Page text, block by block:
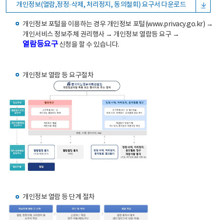
개인정보(열람,정정·삭제, 처리정지, 동의철회) 요구서 다운로드
개인정보 포털을 이용하는 경우 개인정보 포털(www.privacy.go.kr) →
개인서비스 정보주체 권리행사 → 개인정보 열람등 요구 →
열람등요구신청을 할 수 있습니다.
개인정보 열람 등 요구절차
개인정보 열람 등 단계 절차